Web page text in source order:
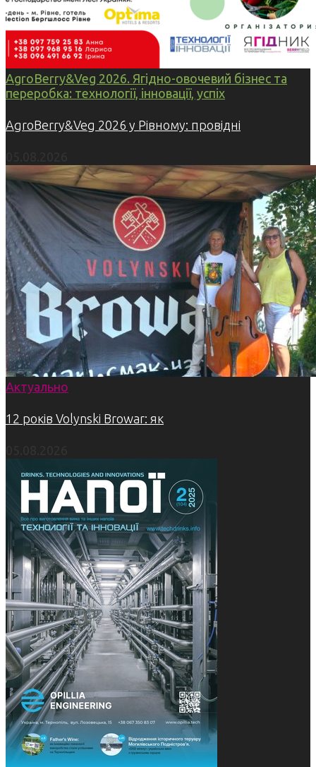
AgroBerry&Veg 2026. Ягідно-овочевий бізнес та
переробка: технології, інновації, успіх
AgroBerry&Veg 2026 у Рівному: провідні
Актуально
12 років Volynski Browar: як